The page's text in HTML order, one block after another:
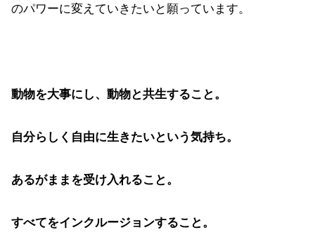
のパワーに変えていきたいと願っています。
動物を大事にし、動物と共生すること。
自分らしく自由に生きたいという気持ち。
あるがままを受け入れること。
すべてをインクルージョンすること。